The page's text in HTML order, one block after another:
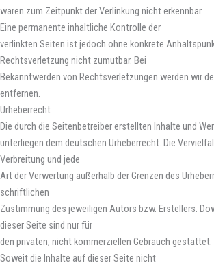
waren zum Zeitpunkt der Verlinkung nicht erkennbar.
Eine permanente inhaltliche Kontrolle der
verlinkten Seiten ist jedoch ohne konkrete
Rechtsverletzung nicht zumutbar. Bei
Bekanntwerden von Rechtsverletzungen werden wir
entfernen.
Urheberrecht
Die durch die Seitenbetreiber erstellten Inhalte und
unterliegen dem deutschen Urheberrecht. Die
Verbreitung und jede
Art der Verwertung außerhalb der Grenzen des
schriftlichen
Zustimmung des jeweiligen Autors bzw. Erstellers.
dieser Seite sind nur für
den privaten, nicht kommerziellen Gebrauch gestattet.
Soweit die Inhalte auf dieser Seite nicht